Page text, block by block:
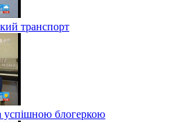
транспорт
успішною блогеркою